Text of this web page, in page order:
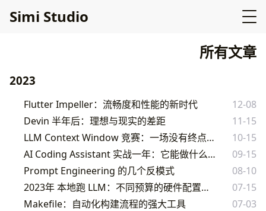
Simi Studio
所有文章
2023
Flutter Impeller：流畅度和性能的新时代
12-08
Devin 半年后：理想与现实的差距
11-15
LLM Context Window 竞赛：一场没有终点的马拉松
10-15
AI Coding Assistant 实战一年：它能做什么，不能做什么
09-15
Prompt Engineering 的几个反模式
08-10
2023年 本地跑 LLM：不同预算的硬件配置方案
07-15
Makefile：自动化构建流程的强大工具
07-03